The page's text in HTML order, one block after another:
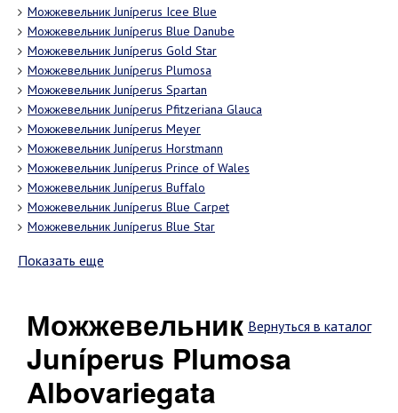
Можжевельник Juníperus Icee Blue
Можжевельник Juníperus Blue Danube
Можжевельник Juníperus Gold Star
Можжевельник Juníperus Plumosa
Можжевельник Juníperus Spartan
Можжевельник Juníperus Pfitzeriana Glauca
Можжевельник Juníperus Meyer
Можжевельник Juníperus Horstmann
Можжевельник Juníperus Prince of Wales
Можжевельник Juníperus Вuffalo
Можжевельник Juníperus Blue Carpet
Можжевельник Juníperus Blue Star
Показать еще
Вернуться в каталог
Можжевельник
Juníperus Plumosa
Albovariegata